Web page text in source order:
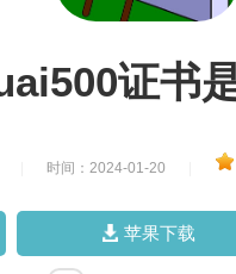
证书
时间：2024-01-20
苹果下载